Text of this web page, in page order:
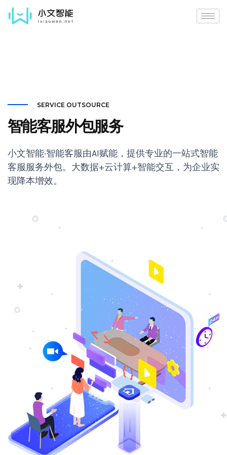
SERVICE OUTSOURCE
智能客服外包服务
小文智能·智能客服由AI赋能，提供专业的一站式智能
客服服务外包。大数据+云计算+智能交互，为企业实
现降本增效。